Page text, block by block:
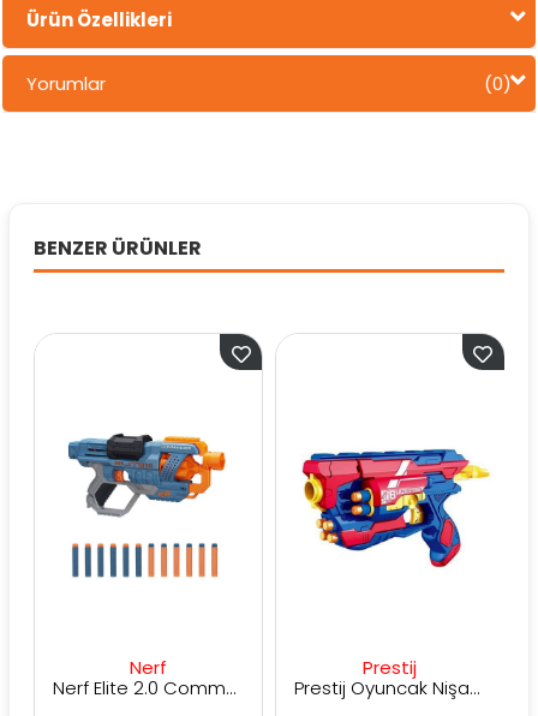
Ürün Özellikleri
Yorumlar (0)
BENZER ÜRÜNLER
Nerf
Nerf Elite 2.0 Commander RD-6 E9485
Prestij
Prestij Oyuncak Nişancı 3